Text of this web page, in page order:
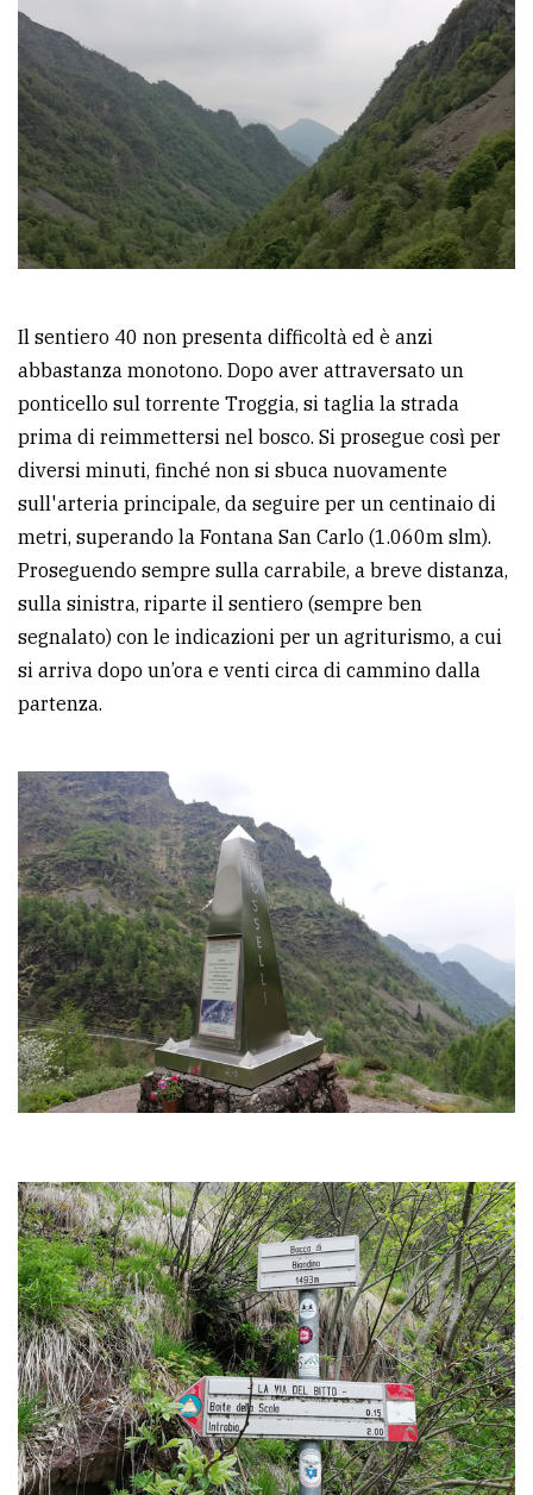
Il sentiero 40 non presenta difficoltà ed è anzi
abbastanza monotono. Dopo aver attraversato un
ponticello sul torrente Troggia, si taglia la strada
prima di reimmettersi nel bosco. Si prosegue così per
diversi minuti, finché non si sbuca nuovamente
sull'arteria principale, da seguire per un centinaio di
metri, superando la Fontana San Carlo (1.060m slm).
Proseguendo sempre sulla carrabile, a breve distanza,
sulla sinistra, riparte il sentiero (sempre ben
segnalato) con le indicazioni per un agriturismo, a cui
si arriva dopo un’ora e venti circa di cammino dalla
partenza.